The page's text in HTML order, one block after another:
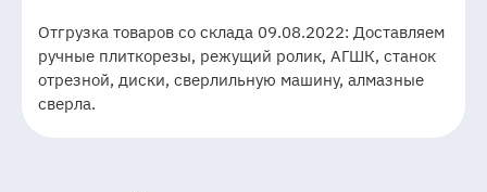
Отгрузка товаров со склада 09.08.2022: Доставляем
ручные плиткорезы, режущий ролик, АГШК, станок
отрезной, диски, сверлильную машину, алмазные
сверла.